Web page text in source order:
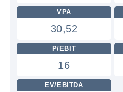
VPA
30,52
P/EBIT
16
EV/EBITDA